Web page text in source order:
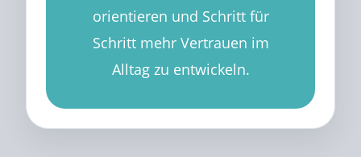
orientieren und Schritt für
Schritt mehr Vertrauen im
Alltag zu entwickeln.